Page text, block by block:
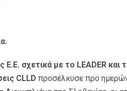
σχετικά με το LEADER και
CLLD προσέλκυσε προ